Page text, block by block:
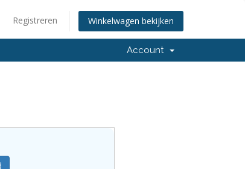
Registreren Winkelwagen bekijken
Account